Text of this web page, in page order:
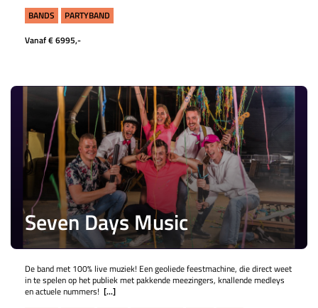
BANDS
PARTYBAND
Vanaf € 6995,-
Seven Days Music
De band met 100% live muziek! Een geoliede feestmachine, die direct weet
in te spelen op het publiek met pakkende meezingers, knallende medleys
en actuele nummers! [...]